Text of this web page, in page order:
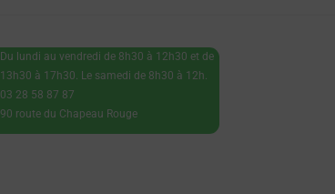
Du lundi au vendredi de 8h30 à 12h30 et de
13h30 à 17h30. Le samedi de 8h30 à 12h.
03 28 58 87 87
90 route du Chapeau Rouge